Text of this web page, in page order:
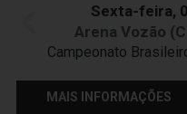
Sexta-feira,
Arena Vozão
Campeonato
MAIS INFORMAÇÕES